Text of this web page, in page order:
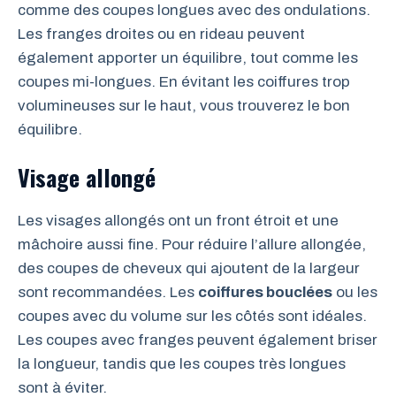
comme des coupes longues avec des ondulations.
Les franges droites ou en rideau peuvent
également apporter un équilibre, tout comme les
coupes mi-longues. En évitant les coiffures trop
volumineuses sur le haut, vous trouverez le bon
équilibre.
Visage allongé
Les visages allongés ont un front étroit et une
mâchoire aussi fine. Pour réduire l’allure allongée,
des coupes de cheveux qui ajoutent de la largeur
sont recommandées. Les coiffures bouclées ou les
coupes avec du volume sur les côtés sont idéales.
Les coupes avec franges peuvent également briser
la longueur, tandis que les coupes très longues
sont à éviter.